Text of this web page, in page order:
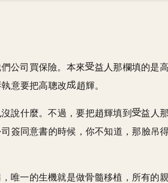
公司買保險。本來
益人那欄填的是
意要把高聰改 趙輝。
說什麼。不過，要把趙輝填到
益人
簽同意書的時候，你不知道，那臉吊
唯一的生機就是做骨髓移植，所有的